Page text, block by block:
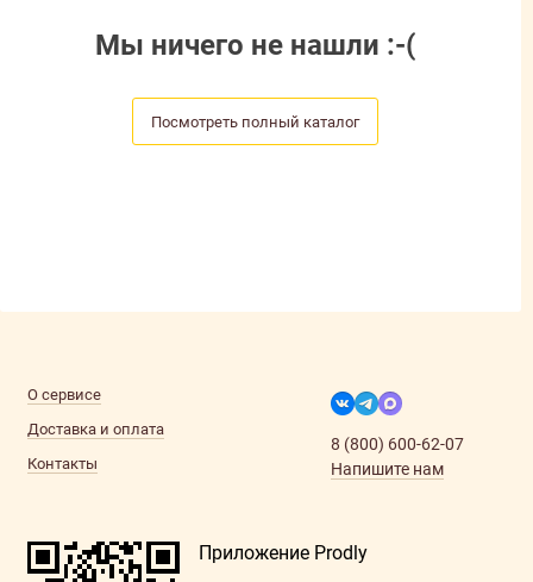
Мы ничего не нашли :-(
Посмотреть полный каталог
О сервисе
Доставка и оплата
Контакты
8 (800) 600-62-07
Напишите нам
Приложение Prodly